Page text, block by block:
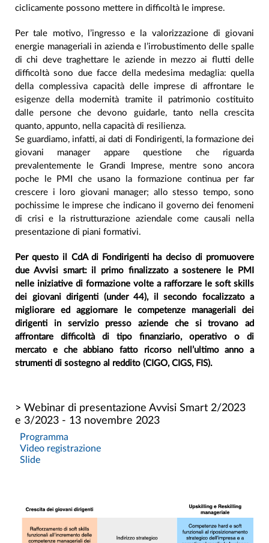
ciclicamente possono mettere in difficoltà le imprese.
Per tale motivo, l’ingresso e la valorizzazione di giovani
energie manageriali in azienda e l’irrobustimento delle spalle
di chi deve traghettare le aziende in mezzo ai flutti delle
difficoltà sono due facce della medesima medaglia: quella
della complessiva capacità delle imprese di affrontare le
esigenze della modernità tramite il patrimonio costituito
dalle persone che devono guidarle, tanto nella crescita
quanto, appunto, nella capacità di resilienza.
Se guardiamo, infatti, ai dati di Fondirigenti, la formazione dei
giovani manager appare questione che riguarda
prevalentemente le Grandi Imprese, mentre sono ancora
poche le PMI che usano la formazione continua per far
crescere i loro giovani manager; allo stesso tempo, sono
pochissime le imprese che indicano il governo dei fenomeni
di crisi e la ristrutturazione aziendale come causali nella
presentazione di piani formativi.
Per questo il CdA di Fondirigenti ha deciso di promuovere
due Avvisi smart: il primo finalizzato a sostenere le PMI
nelle iniziative di formazione volte a rafforzare le soft skills
dei giovani dirigenti (under 44), il secondo focalizzato a
migliorare ed aggiornare le competenze manageriali dei
dirigenti in servizio presso aziende che si trovano ad
affrontare difficoltà di tipo finanziario, operativo o di
mercato e che abbiano fatto ricorso nell’ultimo anno a
strumenti di sostegno al reddito (CIGO, CIGS, FIS).
> Webinar di presentazione Avvisi Smart 2/2023
e 3/2023 - 13 novembre 2023
Programma
Video registrazione
Slide